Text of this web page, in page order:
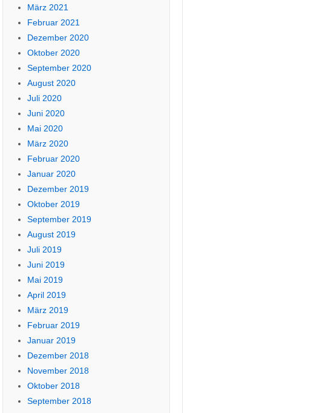
März 2021
Februar 2021
Dezember 2020
Oktober 2020
September 2020
August 2020
Juli 2020
Juni 2020
Mai 2020
März 2020
Februar 2020
Januar 2020
Dezember 2019
Oktober 2019
September 2019
August 2019
Juli 2019
Juni 2019
Mai 2019
April 2019
März 2019
Februar 2019
Januar 2019
Dezember 2018
November 2018
Oktober 2018
September 2018